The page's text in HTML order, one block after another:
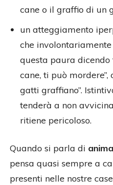
cane o il graffio di un
un atteggiamento
che
questa paura dicendo
cane, ti può
gatti graffiano”.
tenderà a non
ritiene pericoloso.
Quando si parla di
pensa quasi sempre a
presenti nelle nostre